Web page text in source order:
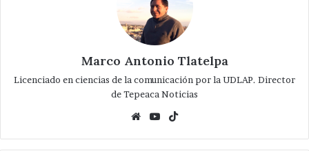
Marco Antonio Tlatelpa
Licenciado en ciencias de la comunicación por la UDLAP. Director
de Tepeaca Noticias
WebsiteYouTube